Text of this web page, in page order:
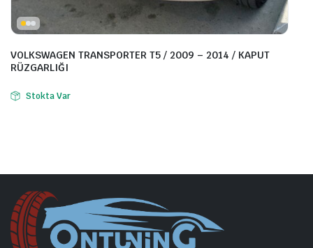
VOLKSWAGEN TRANSPORTER T5 / 2009 – 2014 / KAPUT
RÜZGARLIĞI
Stokta Var